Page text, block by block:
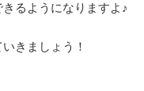
るようになりますよ♪
きましょう！